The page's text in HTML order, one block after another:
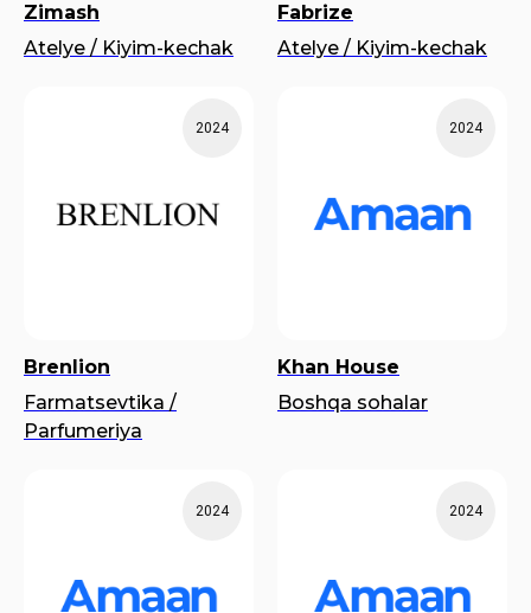
Zimash
Atelye / Kiyim-kechak
Fabrize
Atelye / Kiyim-kechak
2024
Brenlion
Farmatsevtika /
Parfumeriya
2024
Khan House
Boshqa sohalar
2024 2024